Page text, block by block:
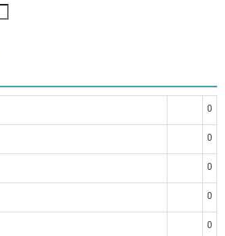
0
0
0
0
0